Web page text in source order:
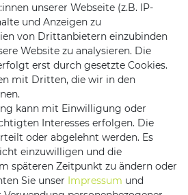
AGB
unserer Webseite (z.B. IP-
und Anzeigen zu
von Drittanbietern einzubinden
Website zu analysieren. Die
erst durch gesetzte Cookies.
mit Dritten, die wir in den
kann mit Einwilligung oder
Interesses erfolgen. Die
oder abgelehnt werden. Es
einzuwilligen und die
späteren Zeitpunkt zu ändern oder
Sie unser Impressum und